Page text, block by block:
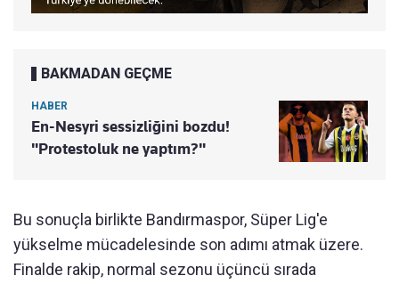
BAKMADAN GEÇME
HABER
En-Nesyri sessizliğini bozdu!
"Protestoluk ne yaptım?"
Bu sonuçla birlikte Bandırmaspor, Süper Lig'e
yükselme mücadelesinde son adımı atmak üzere.
Finalde rakip, normal sezonu üçüncü sırada